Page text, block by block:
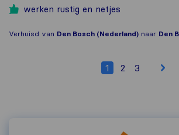
werken rustig en netjes
Verhuisd van Den Bosch (Nederland) naar Den
1 2 3